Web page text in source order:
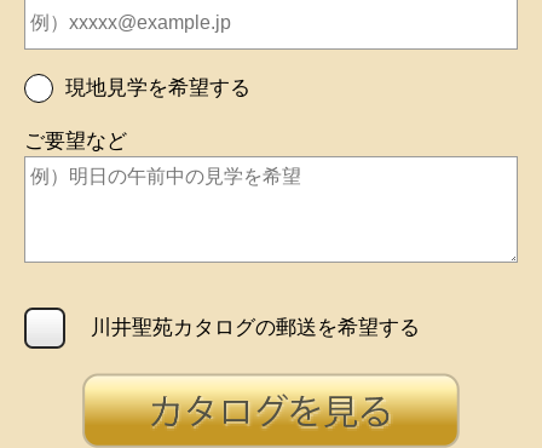
現地見学を希望する
ご要望など
川井聖苑カタログの郵送を希望する